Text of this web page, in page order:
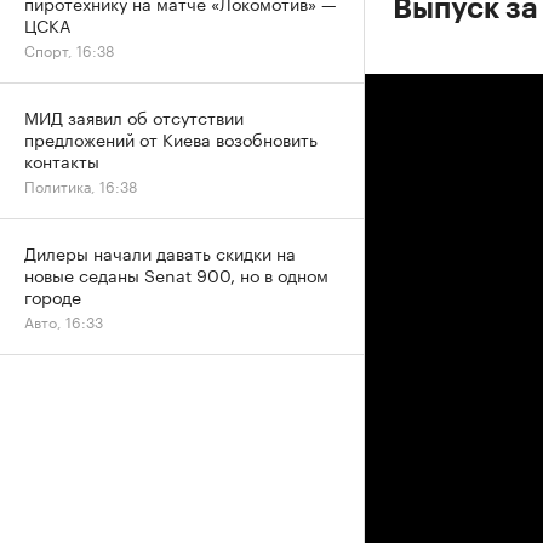
Выпуск
ЦСКА
Спорт, 16:38
МИД заявил об отсутствии
предложений от Киева возобновить
контакты
Политика, 16:38
Дилеры начали давать скидки на
новые седаны Senat 900, но в одном
городе
Авто, 16:33